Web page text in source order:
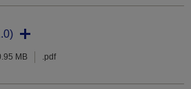
MB .pdf